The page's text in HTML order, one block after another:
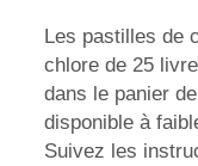
Les pastilles de
chlore de 25
dans le panier
disponible à
Suivez les